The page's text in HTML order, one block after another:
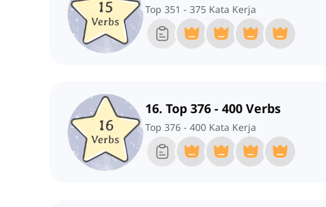
Top 351 - 375 Kata Kerja
16. Top 376 - 400 Verbs
Top 376 - 400 Kata Kerja